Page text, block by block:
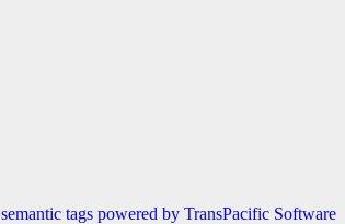
semantic tags powered by TransPacific Software